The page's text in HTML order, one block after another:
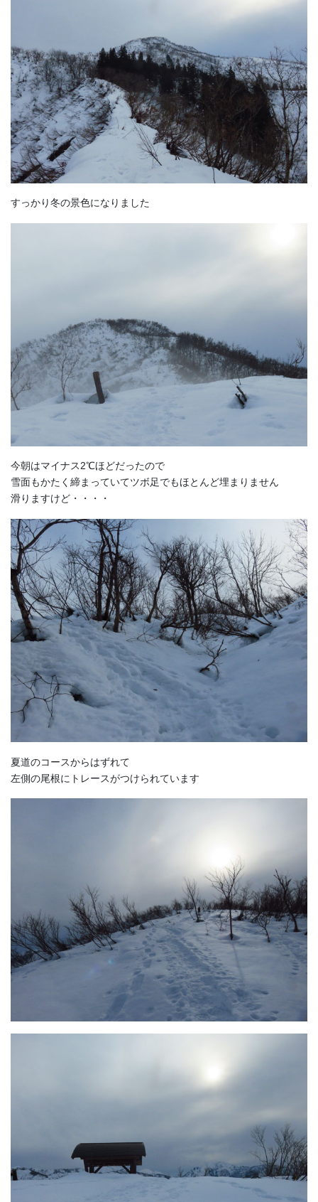
すっかり冬の景色になりました
今朝はマイナス2℃ほどだったので
雪面もかたく締まっていてツボ足でもほとんど埋まりません
滑りますけど・・・・
夏道のコースからはずれて
左側の尾根にトレースがつけられています